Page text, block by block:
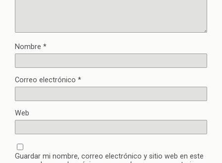
Nombre *
Correo electrónico *
Web
Guardar mi nombre, correo electrónico y sitio web en este